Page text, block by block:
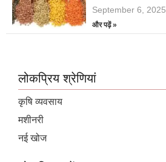
September 6, 2025
और पढ़ें »
लोकप्रिय श्रेणियां
कृषि व्यवसाय
मशीनरी
नई खोज